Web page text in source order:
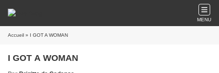
MENU
Accueil » I GOT A WOMAN
I GOT A WOMAN